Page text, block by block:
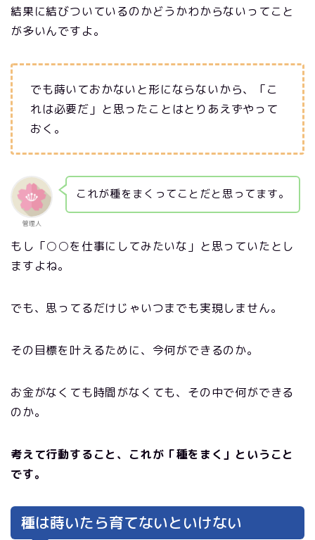
結果に結びついているのかどうかわからないってこと
が多いんですよ。
でも蒔いておかないと形にならないから、「こ
れは必要だ」と思ったことはとりあえずやって
おく。
管理人
これが種をまくってことだと思ってます。
もし「○○を仕事にしてみたいな」と思っていたとし
ますよね。
でも、思ってるだけじゃいつまでも実現しません。
その目標を叶えるために、今何ができるのか。
お金がなくても時間がなくても、その中で何ができる
のか。
考えて行動すること、これが「種をまく」ということ
です。
種は蒔いたら育てないといけない